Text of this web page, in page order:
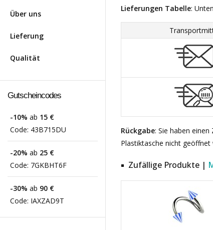
Über uns
Lieferung
Qualität
Gutscheincodes
-10% ab 15 €
Code: 43B715DU
-20% ab 25 €
Code: 7GKBHT6F
-30% ab 90 €
Code: IAXZAD9T
Lieferungen Tabelle:
Rückgabe: Sie haben
Plastiktasche nicht geöffnet
Zufällige Produkte |